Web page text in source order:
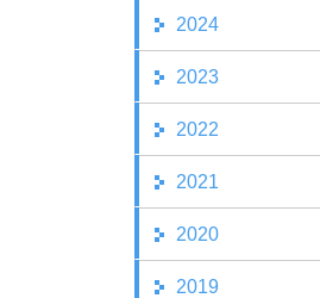
2024
2023
2022
2021
2020
2019